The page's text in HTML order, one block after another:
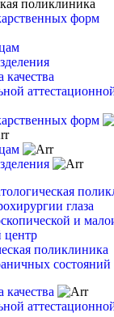
поликлиника
форм
форм
глаза
и
поликлиника
состояний